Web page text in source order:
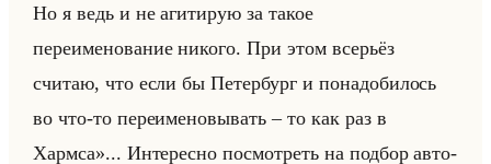
Но я ведь и не агитирую за такое
переименование никого. При этом всерьёз
считаю, что если бы Петербург и понадобилось
во что-то переименовывать – то как раз в
Хармса»... Ин­те­рес­но по­смот­реть на под­бор ав­то­